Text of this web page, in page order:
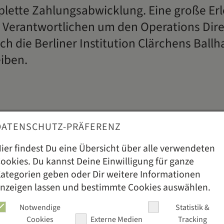
Zahlungsabwicklung. Eine große
Verantwortlichen um den Operations
die Berliner Institution Clärchens
klar, dass wir in der Fotografiska und auch im
setzen. Ich habe bereits fünf Jahre
und unser Executive-Chef haben
gearbeitet. Wir können mit dem Komplettpaket all
Bereiche abdecken und uns genau so aufstellen,
der modulare Aufbau der Software sehr hilfreich
PRÄFERENZ
findest Du eine Übersicht über alle verwendeten
Du kannst Deine Einwilligung für ganze
geben oder Dir weitere Informationen
lassen und bestimmte Cookies auswählen.
Notwendige
Cookies
Externe Medien
Statistik &
Tracking